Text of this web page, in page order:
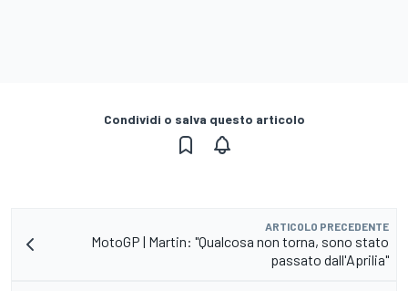
Condividi o salva questo articolo
ARTICOLO PRECEDENTE
MotoGP | Martin: "Qualcosa non torna, sono stato
passato dall'Aprilia"